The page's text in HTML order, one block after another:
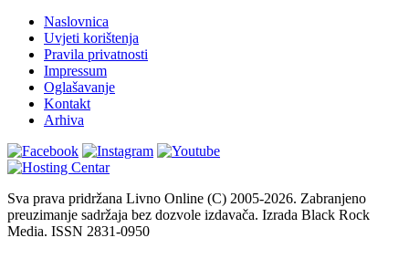
Naslovnica
Uvjeti korištenja
Pravila privatnosti
Impressum
Oglašavanje
Kontakt
Arhiva
Sva prava pridržana Livno Online (C) 2005-2026. Zabranjeno
preuzimanje sadržaja bez dozvole izdavača. Izrada Black Rock
Media. ISSN 2831-0950